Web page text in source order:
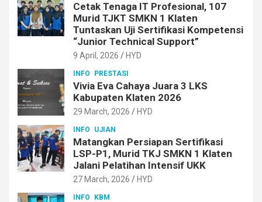
Cetak Tenaga IT Profesional, 107
Murid TJKT SMKN 1 Klaten
Tuntaskan Uji Sertifikasi Kompetensi
“Junior Technical Support”
9 April, 2026 HYD
INFO PRESTASI
Vivia Eva Cahaya Juara 3 LKS
Kabupaten Klaten 2026
29 March, 2026 HYD
INFO UJIAN
Matangkan Persiapan Sertifikasi
LSP-P1, Murid TKJ SMKN 1 Klaten
Jalani Pelatihan Intensif UKK
27 March, 2026 HYD
INFO KBM